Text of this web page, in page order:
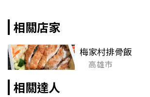
相關店家
梅家村排骨飯
高雄市
相關達人